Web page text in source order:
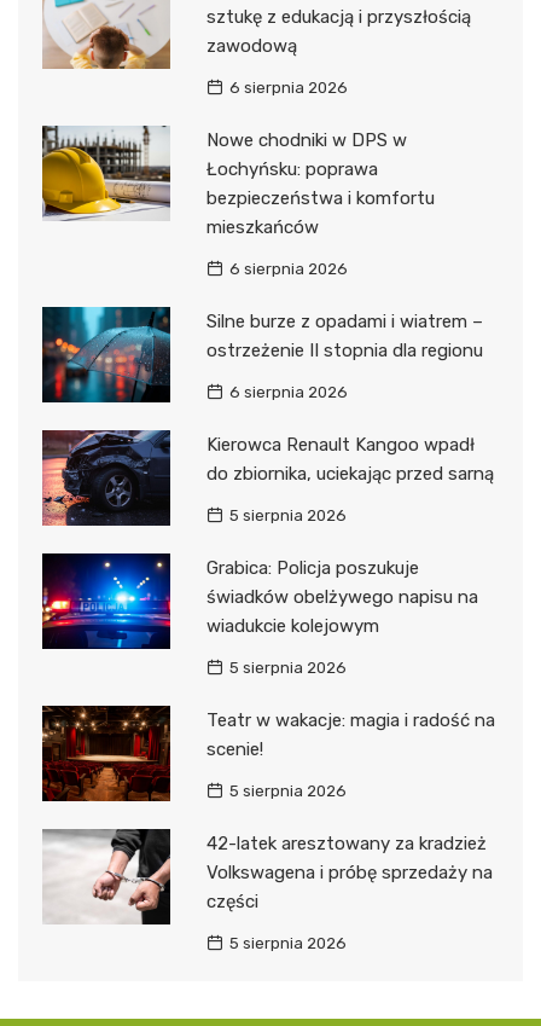
sztukę z edukacją i przyszłością
zawodową
6 sierpnia 2026
Nowe chodniki w DPS w
Łochyńsku: poprawa
bezpieczeństwa i komfortu
mieszkańców
6 sierpnia 2026
Silne burze z opadami i wiatrem –
ostrzeżenie II stopnia dla regionu
6 sierpnia 2026
Kierowca Renault Kangoo wpadł
do zbiornika, uciekając przed sarną
5 sierpnia 2026
Grabica: Policja poszukuje
świadków obelżywego napisu na
wiadukcie kolejowym
5 sierpnia 2026
Teatr w wakacje: magia i radość na
scenie!
5 sierpnia 2026
42-latek aresztowany za kradzież
Volkswagena i próbę sprzedaży na
części
5 sierpnia 2026